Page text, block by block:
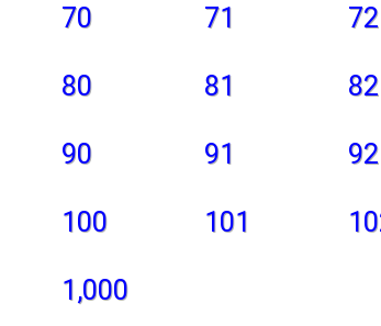
70 71 72
80 81 82
90 91 92
100 101
1,000